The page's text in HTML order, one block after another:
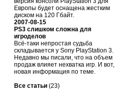
Европы будет оснащена жестким
диском на 120 Гбайт.
2007-08-15
PS3 слишком сложна для
игроделов
Всё-таки непростая судьба
складывается у Sony PlayStation 3.
Недавно мы писали, что на объем
продаж влияет нехватка игр. И вот,
новая информация по теме.
Все статьи (23)